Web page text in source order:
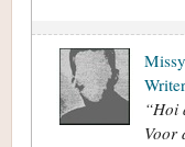
Missy
“Hoi
Voor